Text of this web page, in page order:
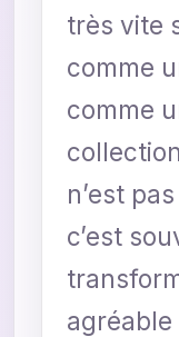
très vite
comme
comme
n’est
c’est